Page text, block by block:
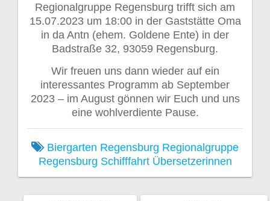
Regionalgruppe Regensburg trifft sich am
15.07.2023 um 18:00 in der Gaststätte Oma
in da Antn (ehem. Goldene Ente) in der
Badstraße 32, 93059 Regensburg.
Wir freuen uns dann wieder auf ein
interessantes Programm ab September
2023 – im August gönnen wir Euch und uns
eine wohlverdiente Pause.
Biergarten Regensburg Regionalgruppe
Regensburg Schifffahrt Übersetzerinnen